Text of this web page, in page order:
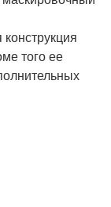
того ее